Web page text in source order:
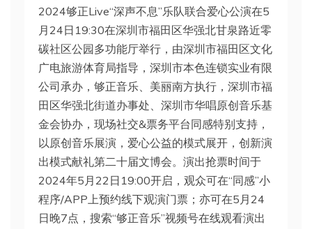
2024够正Live“深声不息”乐队联合爱心公演在5
月24日19:30在深圳市福田区华强北甘泉路近零
碳社区公园多功能厅举行，由深圳市福田区文化
广电旅游体育局指导，深圳市本色连锁实业有限
公司承办，够正音乐、美丽南方执行，深圳市福
田区华强北街道办事处、深圳市华唱原创音乐基
金会协办，现场社交&票务平台同感特别支持，
以原创音乐展演，爱心公益的模式展开，创新演
出模式献礼第二十届文博会。演出抢票时间于
2024年5月22日19:00开启，观众可在“同感”小
程序/APP上预约线下观演门票；亦可在5月24
日晚7点，搜索“够正音乐”视频号在线观看演出